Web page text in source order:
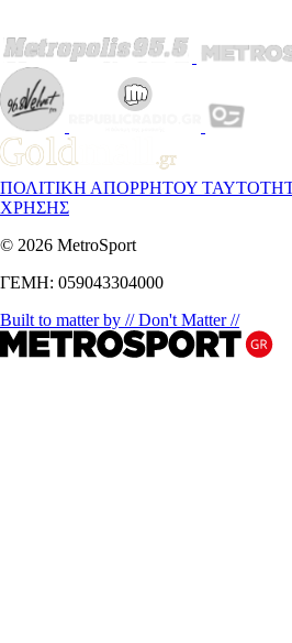
ΠΟΛΙΤΙΚΗ ΑΠΟΡΡΗΤΟΥ
ΧΡΗΣΗΣ
© 2026 MetroSport
ΓΕΜΗ: 059043304000
Built to matter by // Don't Matter //